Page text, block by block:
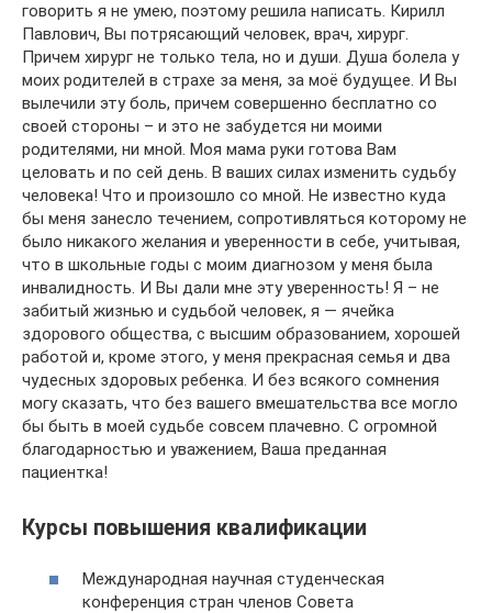
говорить я не умею, поэтому решила написать. Кирилл
Павлович, Вы потрясающий человек, врач, хирург.
Причем хирург не только тела, но и души. Душа болела у
моих родителей в страхе за меня, за моё будущее. И Вы
вылечили эту боль, причем совершенно бесплатно со
своей стороны – и это не забудется ни моими
родителями, ни мной. Моя мама руки готова Вам
целовать и по сей день. В ваших силах изменить судьбу
человека! Что и произошло со мной. Не известно куда
бы меня занесло течением, сопротивляться которому не
было никакого желания и уверенности в себе, учитывая,
что в школьные годы с моим диагнозом у меня была
инвалидность. И Вы дали мне эту уверенность! Я – не
забитый жизнью и судьбой человек, я — ячейка
здорового общества, с высшим образованием, хорошей
работой и, кроме этого, у меня прекрасная семья и два
чудесных здоровых ребенка. И без всякого сомнения
могу сказать, что без вашего вмешательства все могло
бы быть в моей судьбе совсем плачевно. С огромной
благодарностью и уважением, Ваша преданная
пациентка!
Курсы повышения квалификации
Международная научная студенческая
конференция стран членов Совета